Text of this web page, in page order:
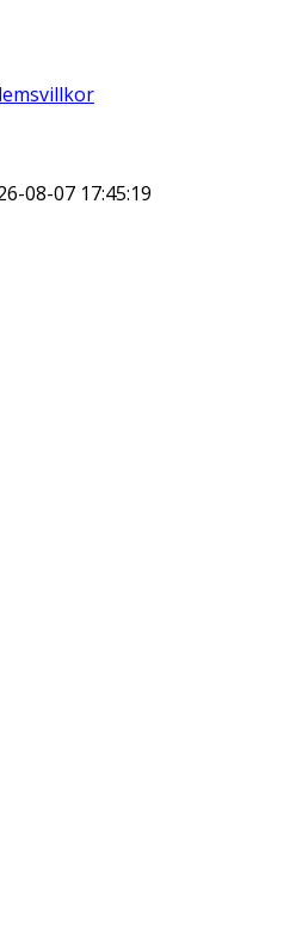
08-07 17:45:19